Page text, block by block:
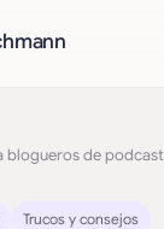
blogueros de
Trucos y consejos